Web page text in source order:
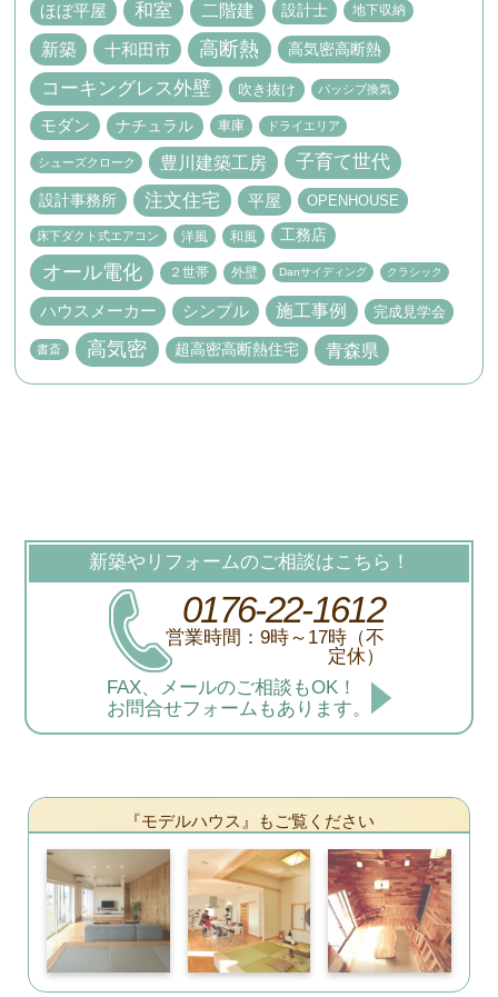
ほぼ平屋 和室 二階建 設計士 地下収納
新築 十和田市 高断熱 高気密高断熱
コーキングレス外壁 吹き抜け パッシブ換気
モダン ナチュラル 車庫 ドライエリア
シューズクローク 豊川建築工房 子育て世代
設計事務所 注文住宅 平屋 OPENHOUSE
床下ダクト式エアコン 洋風 和風 工務店
オール電化 ２世帯 外壁 Danサイディング クラシック
ハウスメーカー シンプル 施工事例 完成見学会
書斎 高気密 超高密高断熱住宅 青森県
新築やリフォームのご相談はこちら！
0176-22-1612
営業時間：9時～17時（不
定休）
FAX、メールのご相談もOK！
お問合せフォームもあります。
『モデルハウス』もご覧ください